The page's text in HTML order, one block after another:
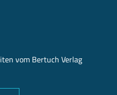
vom Bertuch Verlag